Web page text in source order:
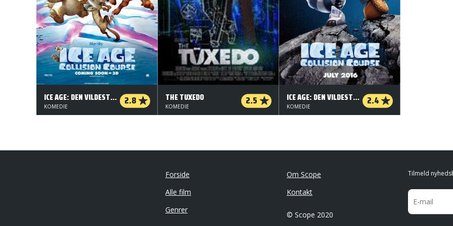
ICE AGE: DEN VILDESTE REJSE - ORG.VERS. - 3 D 2.8
KOMEDIE
THE TUXEDO 2.5
KOMEDIE
ICE AGE: DEN VILDESTE REJSE - ORG.VERS. - 2 D 2.4
KOMEDIE
Forside
Alle film
Genrer
Om Scope
Kontakt
© Scope 2020
Tilmeld